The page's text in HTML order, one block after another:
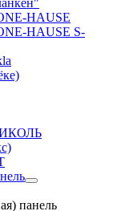
HAUSE
HAUSE S-
панель